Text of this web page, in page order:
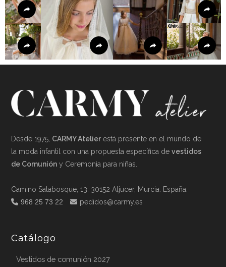
Desde 1975, CARMY Atelier está presente en el mundo de
la moda infantil con una propuesta específica devestidos
de Comunión y Ceremonia para niñas.
Camino Salabosque, 13. 30152 Aljucer, Murcia. España.
968 25 73 22
pedidos@carmy.es
Catálogo
Vestidos de comunión 2027